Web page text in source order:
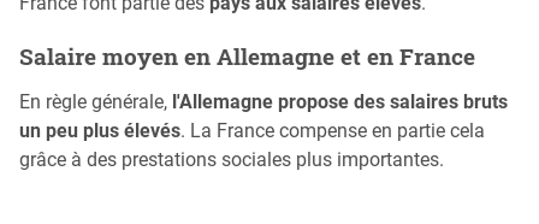
Salaire moyen en Allemagne et en France
En règle générale, l'Allemagne propose des salaires bruts
un peu plus élevés. La France compense en partie cela
grâce à des prestations sociales plus importantes.